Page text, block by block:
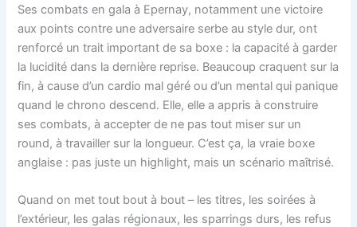
Ses combats en gala à Epernay, notamment une victoire
aux points contre une adversaire serbe au style dur, ont
renforcé un trait important de sa boxe : la capacité à garder
la lucidité dans la dernière reprise. Beaucoup craquent sur la
fin, à cause d’un cardio mal géré ou d’un mental qui panique
quand le chrono descend. Elle, elle a appris à construire
ses combats, à accepter de ne pas tout miser sur un
round, à travailler sur la longueur. C’est ça, la vraie boxe
anglaise : pas juste un highlight, mais un scénario maîtrisé.
Quand on met tout bout à bout – les titres, les soirées à
l’extérieur, les galas régionaux, les sparrings durs, les refus